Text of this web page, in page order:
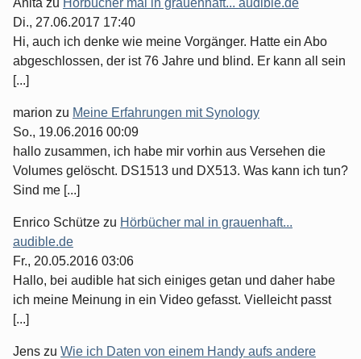
Anita zu Hörbücher mal in grauenhaft... audible.de
Di., 27.06.2017 17:40
Hi, auch ich denke wie meine Vorgänger. Hatte ein Abo
abgeschlossen, der ist 76 Jahre und blind. Er kann all sein
[...]
marion zu Meine Erfahrungen mit Synology
So., 19.06.2016 00:09
hallo zusammen, ich habe mir vorhin aus Versehen die
Volumes gelöscht. DS1513 und DX513. Was kann ich tun?
Sind me [...]
Enrico Schütze zu Hörbücher mal in grauenhaft...
audible.de
Fr., 20.05.2016 03:06
Hallo, bei audible hat sich einiges getan und daher habe
ich meine Meinung in ein Video gefasst. Vielleicht passt
[...]
Jens zu Wie ich Daten von einem Handy aufs andere